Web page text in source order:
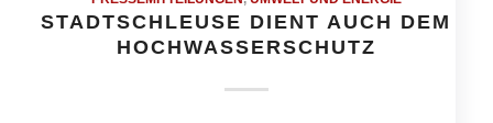
STADTSCHLEUSE DIENT AUCH DEM
HOCHWASSERSCHUTZ